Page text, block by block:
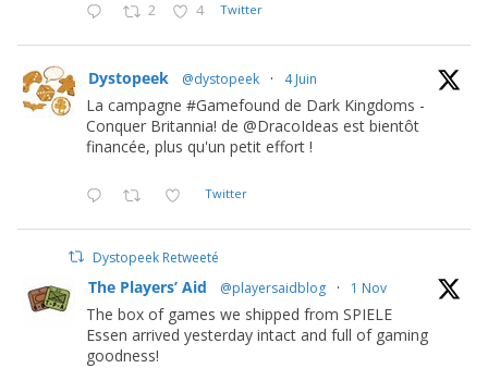
2 4 Twitter
Dystopeek @dystopeek · 4 Juin
La campagne #Gamefound de Dark Kingdoms -
Conquer Britannia! de @DracoIdeas est bientôt
financée, plus qu'un petit effort !
Twitter
Dystopeek Retweeté
The Players’ Aid @playersaidblog · 1 Nov
The box of games we shipped from SPIELE
Essen arrived yesterday intact and full of gaming
goodness!